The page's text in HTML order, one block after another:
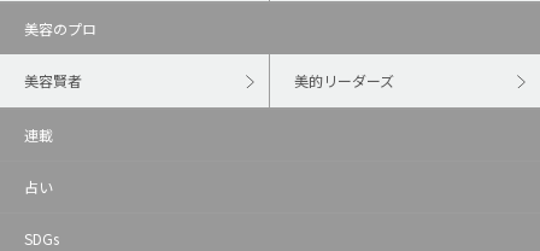
美容のプロ
美容賢者 美的リーダーズ
連載
占い
SDGs